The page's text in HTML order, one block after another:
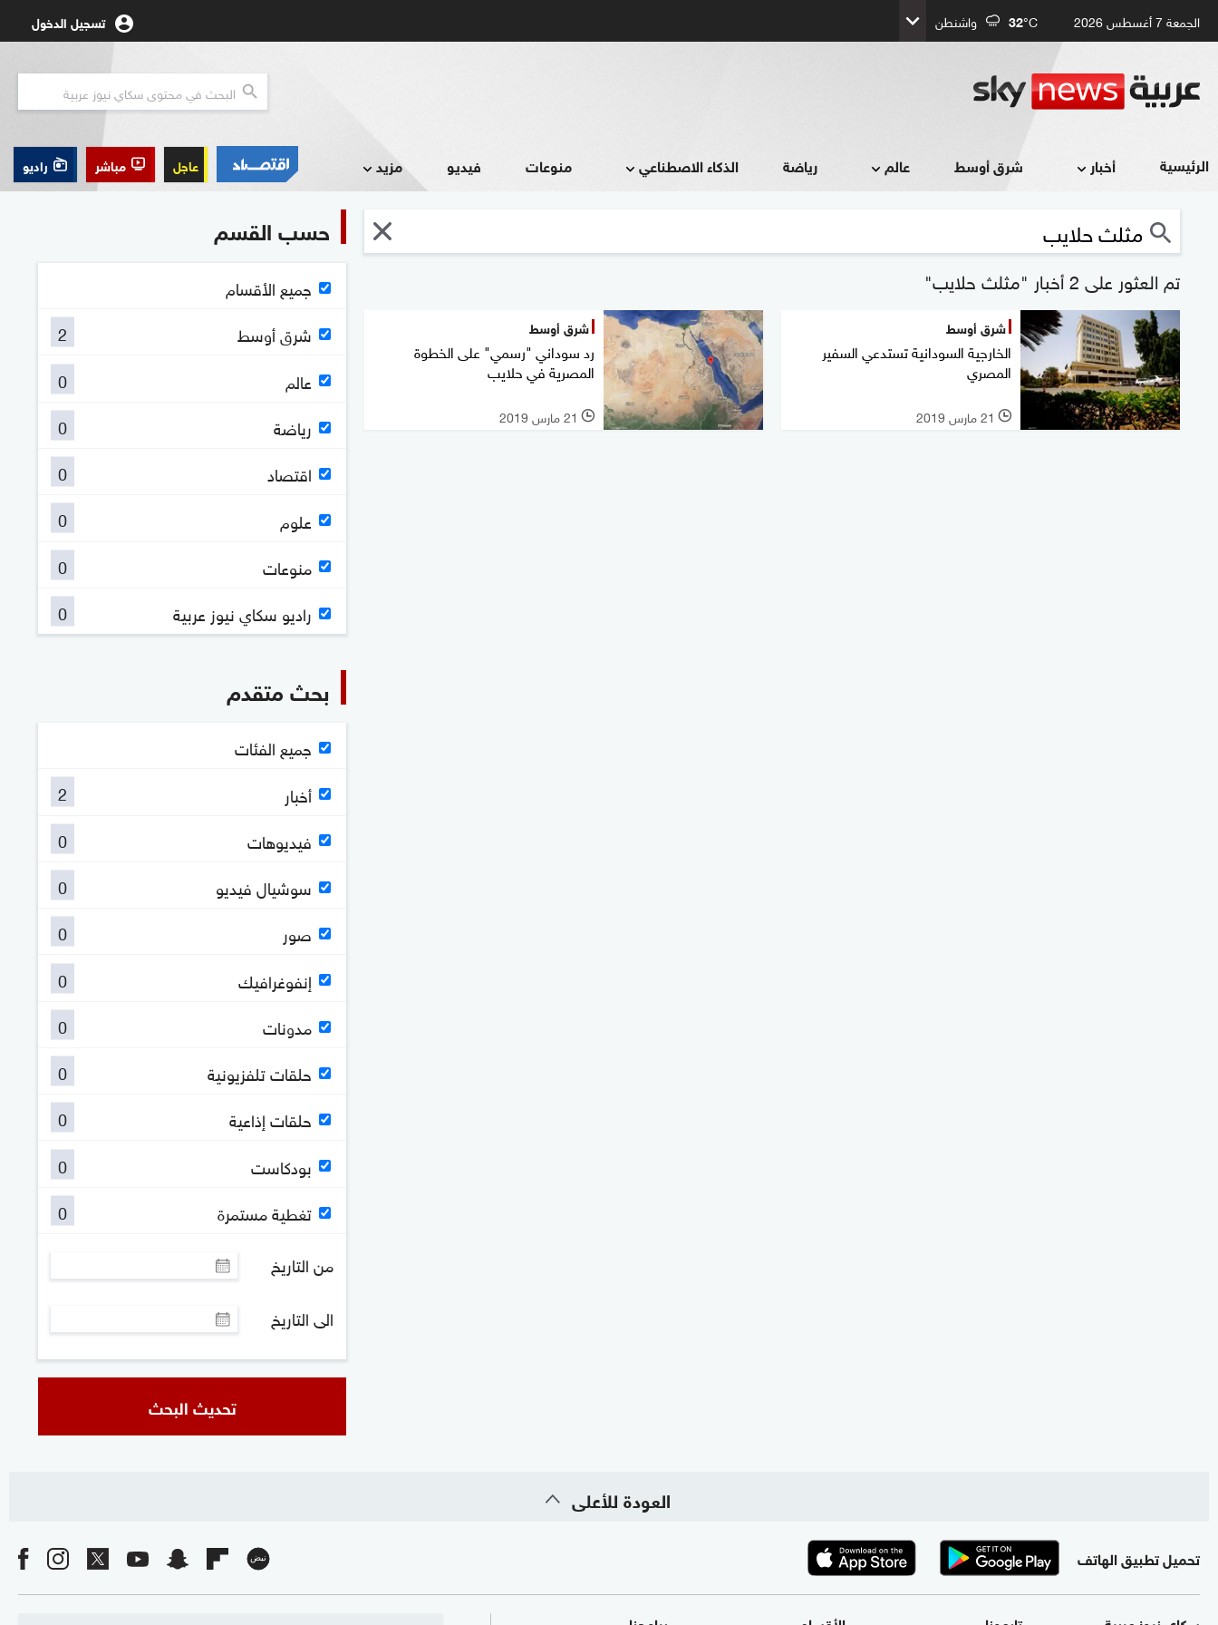
الجمعة 7 أغسطس 2026 32°C واشنطن تسجيل الدخول
الرئيسية أخبار شرق أوسط عالم رياضة الذكاء الاصطناعي منوعات فيديو مزيد عاجل مباشر راديو
تم العثور على 2 أخبار "مثلث حلايب"
شرق أوسط
الخارجية السودانية تستدعي السفير
المصري
l 21 مارس 2019
شرق أوسط
رد سوداني "رسمي" على الخطوة
المصرية في حلايب
l 21 مارس 2019
حسب القسم
جميع الأقسام
شرق أوسط
2
عالم
0
رياضة
0
اقتصاد
0
علوم
0
منوعات
0
راديو سكاي نيوز عربية
0
بحث متقدم
جميع الفئات
أخبار
2
فيديوهات
0
سوشيال فيديو
0
صور
0
إنفوغرافيك
0
مدونات
0
حلقات تلفزيونية
0
حلقات إذاعية
0
بودكاست
0
تغطية مستمرة
0
من التاريخ
الى التاريخ
تحديث البحث
العودة للأعلى
تحميل تطبيق الهاتف